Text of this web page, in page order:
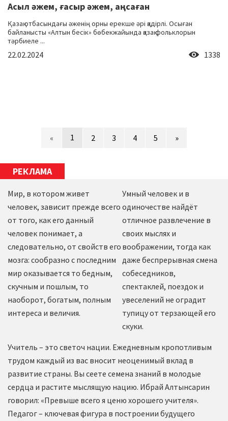
Асыл әжем, ғасыр әжем, аңсаған
Қазақ отбасындағы әженің орны ерекше әрі қадірлі. Осыған
байланысты «Алтын бесік» бөбекжайында қазақ фольклорын
тәрбиеле ...
22.02.2024 1338
« 1 2 3 4 5 »
РЕКЛАМА
Мир, в котором живет
человек, зависит прежде всего
от того, как его данный
человек понимает, а
следовательно, от свойств его
мозга: сообразно с последним
мир оказывается то бедным,
скучным и пошлым, то
наоборот, богатым, полным
интереса и величия.
Умный человек и в
одиночестве найдёт
отличное развлечение в
своих мыслях и
воображении, тогда как
даже беспрерывная смена
собеседников,
спектаклей, поездок и
увеселений не оградит
тупицу от терзающей его
скуки.
Учитель – это светоч нации. Ежедневным кропотливым
трудом каждый из вас вносит неоценимый вклад в
развитие страны. Вы сеете семена знаний в молодые
сердца и растите мыслящую нацию. Ибрай Алтынсарин
говорил: «Превыше всего я ценю хорошего учителя».
Педагог – ключевая фигура в построении будущего